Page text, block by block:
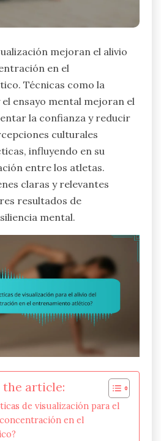
mejoran el alivio
en el
Técnicas como la
ensayo mental mejoran el
la confianza y reducir
culturales
influyendo en su
entre los atletas.
claras y relevantes
resultados de
mental.
the article:
de visualización para el
en el